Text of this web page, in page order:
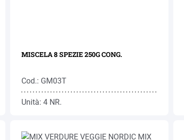
MISCELA 8 SPEZIE 250G CONG.
Cod.: GM03T
Unità: 4 NR.